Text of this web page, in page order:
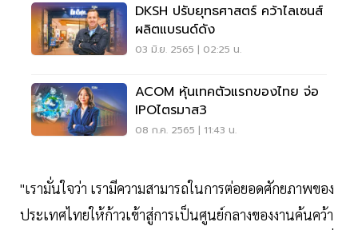
DKSH ปรับยุทธศาสตร์ คว้าไลเซนส์
ผลิตแบรนด์ดัง
03 มิ.ย. 2565 | 02:25 น.
ACOM หุ้นเทคตัวแรกของไทย จ่อ
IPOไตรมาส3
08 ก.ค. 2565 | 11:43 น.
"เรามั่นใจว่า เรามีความสามารถในการต่อยอดศักยภาพของ
ประเทศไทยให้ก้าวเข้าสู่การเป็นศูนย์กลางของงานค้นคว้า